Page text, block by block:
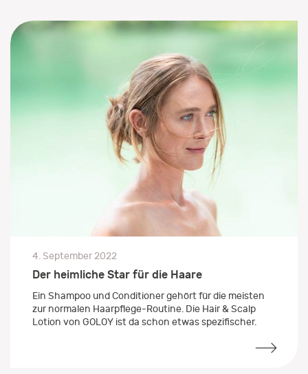
4. September 2022
Der heimliche Star für die Haare
Ein Shampoo und Conditioner gehört für die meisten
zur normalen Haarpflege-Routine. Die Hair & Scalp